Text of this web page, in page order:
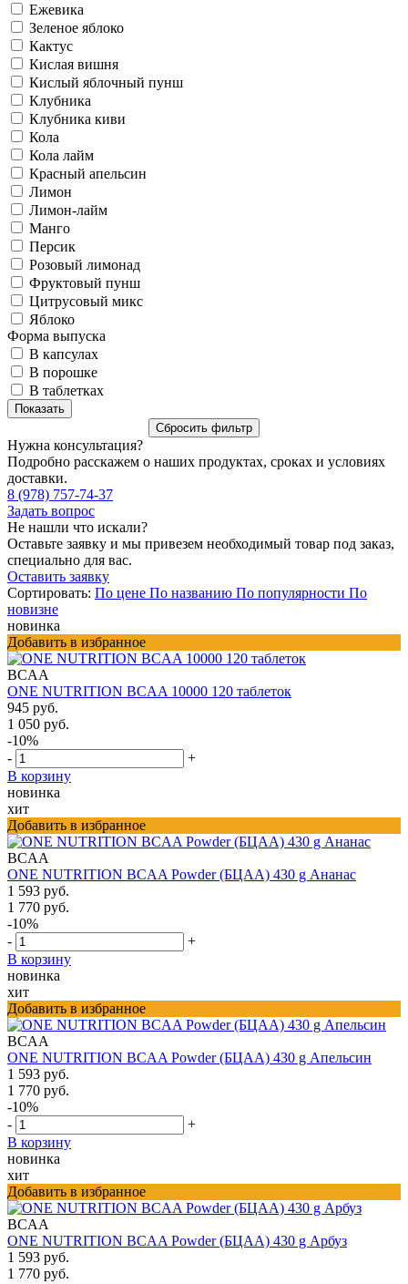
Ежевика
Зеленое яблоко
Кактус
Кислая вишня
Кислый яблочный пунш
Клубника
Клубника киви
Кола
Кола лайм
Красный апельсин
Лимон
Лимон-лайм
Манго
Персик
Розовый лимонад
Фруктовый пунш
Цитрусовый микс
Яблоко
Форма выпуска
В капсулах
В порошке
В таблетках
Нужна консультация?
Подробно расскажем о наших продуктах, сроках и условиях
доставки.
8 (978) 757-74-37
Задать вопрос
Не нашли что искали?
Оставьте заявку и мы привезем необходимый товар под заказ,
специально для вас.
Оставить заявку
Сортировать: По цене По названию По популярности По
новизне
новинка
Добавить в избранное
BCAA
ONE NUTRITION BCAA 10000 120 таблеток
945 руб.
1 050 руб.
-10%
-
+
В корзину
новинка
хит
Добавить в избранное
BCAA
ONE NUTRITION BCAA Powder (БЦАА) 430 g Ананас
1 593 руб.
1 770 руб.
-10%
-
+
В корзину
новинка
хит
Добавить в избранное
BCAA
ONE NUTRITION BCAA Powder (БЦАА) 430 g Апельсин
1 593 руб.
1 770 руб.
-10%
-
+
В корзину
новинка
хит
Добавить в избранное
BCAA
ONE NUTRITION BCAA Powder (БЦАА) 430 g Арбуз
1 593 руб.
1 770 руб.